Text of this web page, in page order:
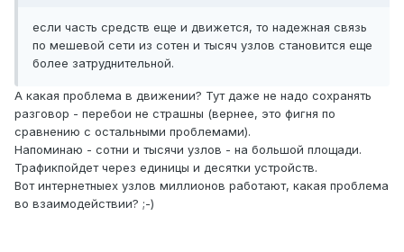
если часть средств еще и движется, то надежная связь
по мешевой сети из сотен и тысяч узлов становится еще
более затруднительной.
А какая проблема в движении? Тут даже не надо сохранять
разговор - перебои не страшны (вернее, это фигня по
сравнению с остальными проблемами).
Напоминаю - сотни и тысячи узлов - на большой площади.
Трафикпойдет через единицы и десятки устройств.
Вот интернетныех узлов миллионов работают, какая проблема
во взаимодействии? ;-)